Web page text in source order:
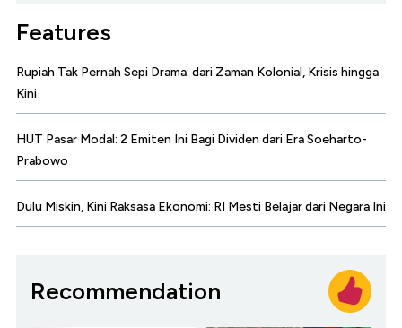
Features
Rupiah Tak Pernah Sepi Drama: dari Zaman Kolonial, Krisis hingga
Kini
HUT Pasar Modal: 2 Emiten Ini Bagi Dividen dari Era Soeharto-
Prabowo
Dulu Miskin, Kini Raksasa Ekonomi: RI Mesti Belajar dari Negara Ini
Recommendation